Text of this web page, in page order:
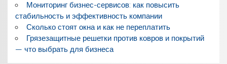
Мониторинг бизнес-сервисов: как повысить
стабильность и эффективность компании
Сколько стоят окна и как не переплатить
Грязезащитные решетки против ковров и покрытий
— что выбрать для бизнеса